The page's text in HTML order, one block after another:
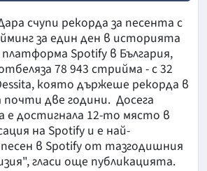
счупи рекорда за песента с
за един ден в историята
Spotify в България,
78 943 стрийма - с 32
която държеше рекорда в
две години. Досега
е достигнала 12-то място в
на Spotify и е най-
в Spotify от тазгодишния
гласи още публикацията.